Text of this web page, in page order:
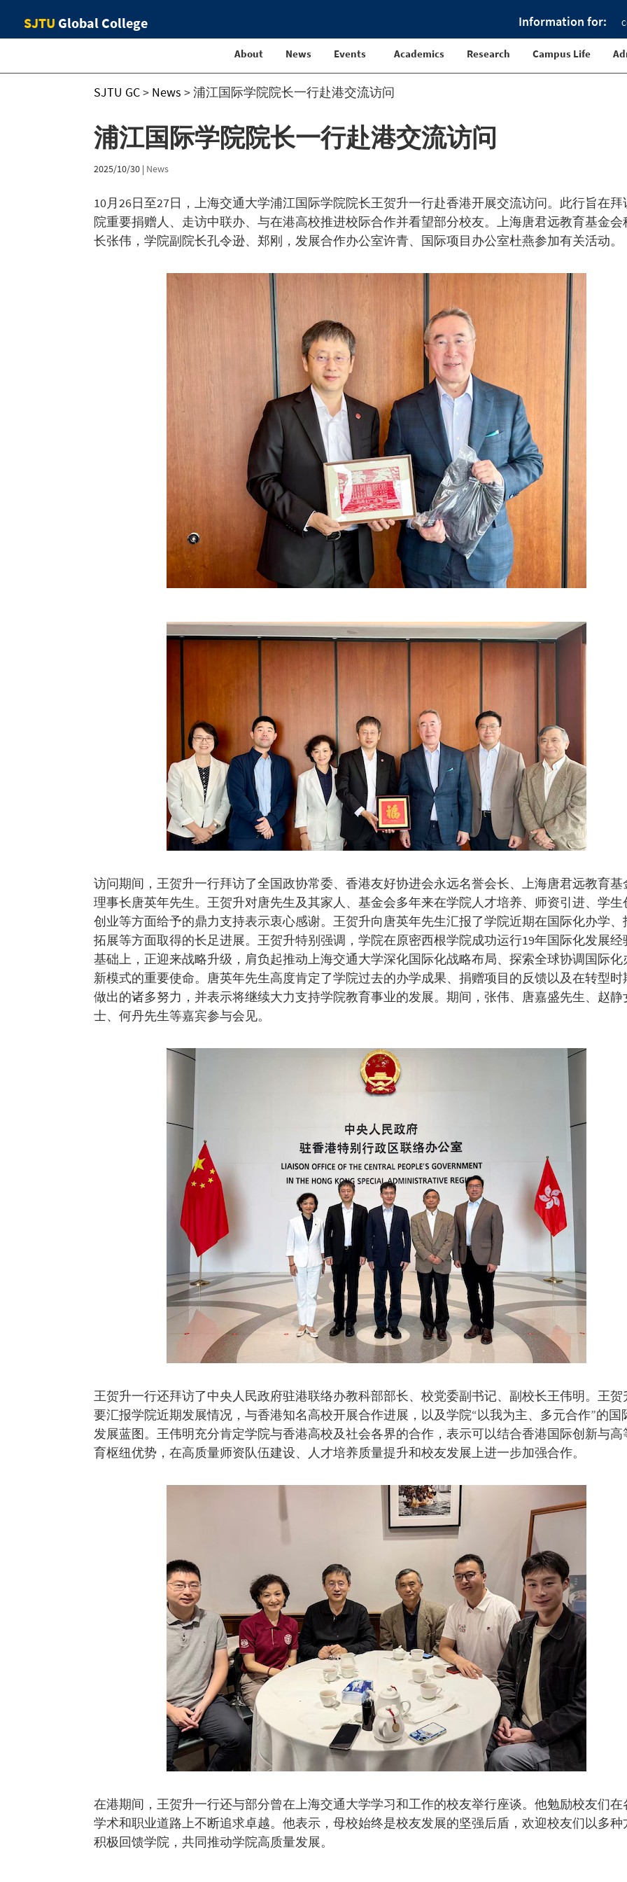
Information for:
SJTU Global College
About News Events Academics Research Campus Life
SJTU GC> News >浦江国际学院院长一行赴港交流访问
浦江国际学院院长一行赴港交流访问
2025/10/30 | News
10月26日至27日，上海交通大学浦江国际学院院长王贺升一行赴香港开展交流访问。此行旨在拜
院重要捐赠人、走访中联办、与在港高校推进校际合作并看望部分校友。上海唐君远教育基金会
长张伟，学院副院长孔令逊、郑刚，发展合作办公室许青、国际项目办公室杜燕参加有关活动。
访问期间，王贺升一行拜访了全国政协常委、香港友好协进会永远名誉会长、上海唐君远教育基
理事长唐英年先生。王贺升对唐先生及其家人、基金会多年来在学院人才培养、师资引进、学生
创业等方面给予的鼎力支持表示衷心感谢。王贺升向唐英年先生汇报了学院近期在国际化办学、
拓展等方面取得的长足进展。王贺升特别强调，学院在原密西根学院成功运行19年国际化发展经
基础上，正迎来战略升级，肩负起推动上海交通大学深化国际化战略布局、探索全球协调国际化
新模式的重要使命。唐英年先生高度肯定了学院过去的办学成果、捐赠项目的反馈以及在转型时
做出的诸多努力，并表示将继续大力支持学院教育事业的发展。期间，张伟、唐嘉盛先生、赵静
士、何丹先生等嘉宾参与会见。
王贺升一行还拜访了中央人民政府驻港联络办教科部部长、校党委副书记、副校长王伟明。王贺
要汇报学院近期发展情况，与香港知名高校开展合作进展，以及学院“以我为主、多元合作”的国
发展蓝图。王伟明充分肯定学院与香港高校及社会各界的合作，表示可以结合香港国际创新与高
育枢纽优势，在高质量师资队伍建设、人才培养质量提升和校友发展上进一步加强合作。
在港期间，王贺升一行还与部分曾在上海交通大学学习和工作的校友举行座谈。他勉励校友们在
学术和职业道路上不断追求卓越。他表示，母校始终是校友发展的坚强后盾，欢迎校友们以多种
积极回馈学院，共同推动学院高质量发展。